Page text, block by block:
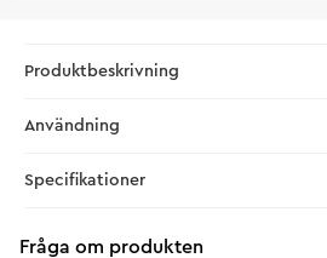
Produktbeskrivning
Användning
Specifikationer
Fråga om produkten